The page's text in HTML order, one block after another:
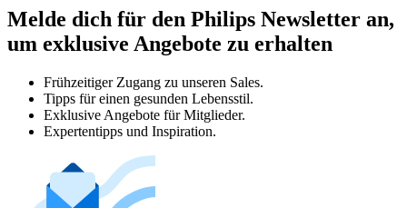
Melde dich für den Philips Newsletter an,
um exklusive Angebote zu erhalten
Frühzeitiger Zugang zu unseren Sales.
Tipps für einen gesunden Lebensstil.
Exklusive Angebote für Mitglieder.
Expertentipps und Inspiration.